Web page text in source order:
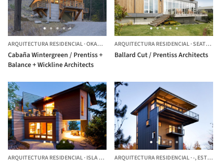
ARQUITECTURA RESIDENCIAL·OKANOGAN, ESTADOS UNIDOS
Cabaña Wintergreen / Prentiss +
Balance + Wickline Architects
ARQUITECTURA RESIDENCIAL·SEATTLE,
Ballard Cut / Prentiss Architects
ARQUITECTURA RESIDENCIAL·ISLA SAN JUAN, ESTADOS UNIDOS
ARQUITECTURA RESIDENCIAL·-,ESTADOS UNIDOS